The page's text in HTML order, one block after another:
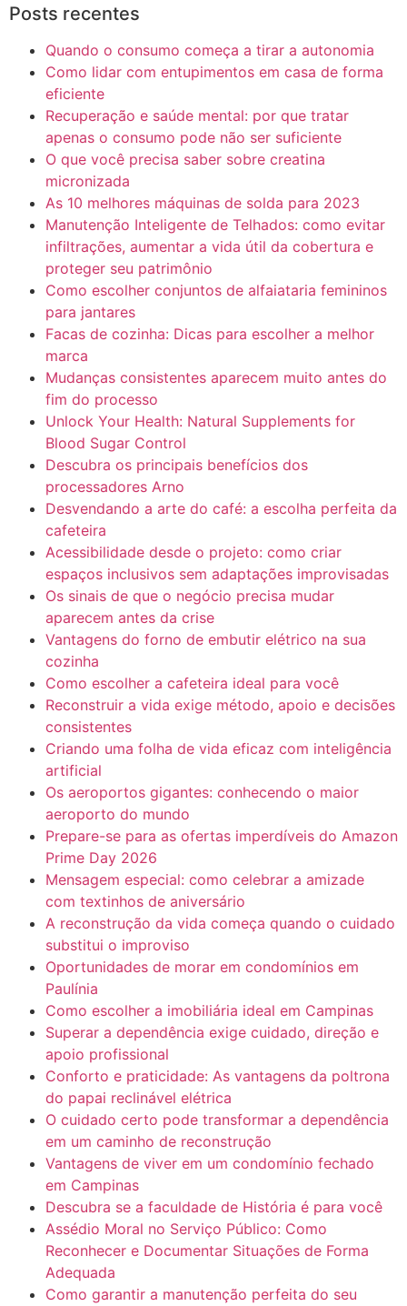
Posts recentes
Quando o consumo começa a tirar a autonomia
Como lidar com entupimentos em casa de forma
eficiente
Recuperação e saúde mental: por que tratar
apenas o consumo pode não ser suficiente
O que você precisa saber sobre creatina
micronizada
As 10 melhores máquinas de solda para 2023
Manutenção Inteligente de Telhados: como evitar
infiltrações, aumentar a vida útil da cobertura e
proteger seu patrimônio
Como escolher conjuntos de alfaiataria femininos
para jantares
Facas de cozinha: Dicas para escolher a melhor
marca
Mudanças consistentes aparecem muito antes do
fim do processo
Unlock Your Health: Natural Supplements for
Blood Sugar Control
Descubra os principais benefícios dos
processadores Arno
Desvendando a arte do café: a escolha perfeita da
cafeteira
Acessibilidade desde o projeto: como criar
espaços inclusivos sem adaptações improvisadas
Os sinais de que o negócio precisa mudar
aparecem antes da crise
Vantagens do forno de embutir elétrico na sua
cozinha
Como escolher a cafeteira ideal para você
Reconstruir a vida exige método, apoio e decisões
consistentes
Criando uma folha de vida eficaz com inteligência
artificial
Os aeroportos gigantes: conhecendo o maior
aeroporto do mundo
Prepare-se para as ofertas imperdíveis do Amazon
Prime Day 2026
Mensagem especial: como celebrar a amizade
com textinhos de aniversário
A reconstrução da vida começa quando o cuidado
substitui o improviso
Oportunidades de morar em condomínios em
Paulínia
Como escolher a imobiliária ideal em Campinas
Superar a dependência exige cuidado, direção e
apoio profissional
Conforto e praticidade: As vantagens da poltrona
do papai reclinável elétrica
O cuidado certo pode transformar a dependência
em um caminho de reconstrução
Vantagens de viver em um condomínio fechado
em Campinas
Descubra se a faculdade de História é para você
Assédio Moral no Serviço Público: Como
Reconhecer e Documentar Situações de Forma
Adequada
Como garantir a manutenção perfeita do seu